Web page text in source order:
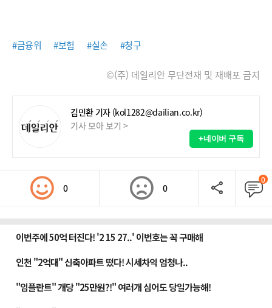
#금융위 #보험 #실손 #청구
©(주) 데일리안 무단전재 및 재배포 금지
김민환 기자 (kol1282@dailian.co.kr)
기사 모아 보기 >
+네이버 구독
0 0
0